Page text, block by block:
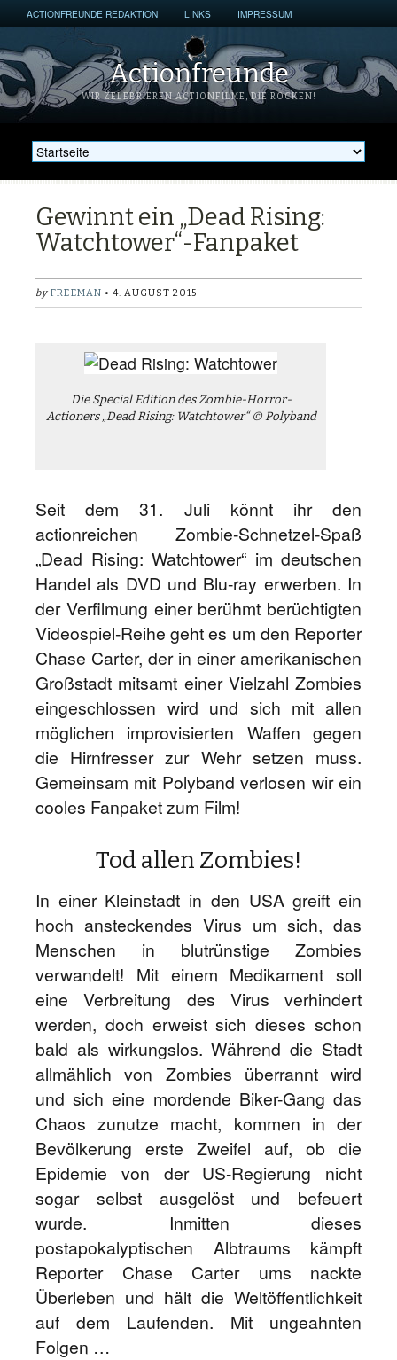
ACTIONFREUNDE REDAKTION LINKS IMPRESSUM
Actionfreunde
WIR ZELEBRIEREN ACTIONFILME, DIE ROCKEN!
Gewinnt ein „Dead Rising:
Watchtower“-Fanpaket
by FREEMAN • 4. AUGUST 2015
Die Special Edition des Zombie-Horror-
Actioners „Dead Rising: Watchtower“ © Polyband
Seit dem 31. Juli könnt ihr den
actionreichen Zombie-Schnetzel-Spaß
„Dead Rising: Watchtower“ im deutschen
Handel als DVD und Blu-ray erwerben. In
der Verfilmung einer berühmt berüchtigten
Videospiel-Reihe geht es um den Reporter
Chase Carter, der in einer amerikanischen
Großstadt mitsamt einer Vielzahl Zombies
eingeschlossen wird und sich mit allen
möglichen improvisierten Waffen gegen
die Hirnfresser zur Wehr setzen muss.
Gemeinsam mit Polyband verlosen wir ein
cooles Fanpaket zum Film!
Tod allen Zombies!
In einer Kleinstadt in den USA greift ein
hoch ansteckendes Virus um sich, das
Menschen in blutrünstige Zombies
verwandelt! Mit einem Medikament soll
eine Verbreitung des Virus verhindert
werden, doch erweist sich dieses schon
bald als wirkungslos. Während die Stadt
allmählich von Zombies überrannt wird
und sich eine mordende Biker-Gang das
Chaos zunutze macht, kommen in der
Bevölkerung erste Zweifel auf, ob die
Epidemie von der US-Regierung nicht
sogar selbst ausgelöst und befeuert
wurde. Inmitten dieses
postapokalyptischen Albtraums kämpft
Reporter Chase Carter ums nackte
Überleben und hält die Weltöffentlichkeit
auf dem Laufenden. Mit ungeahnten
Folgen …